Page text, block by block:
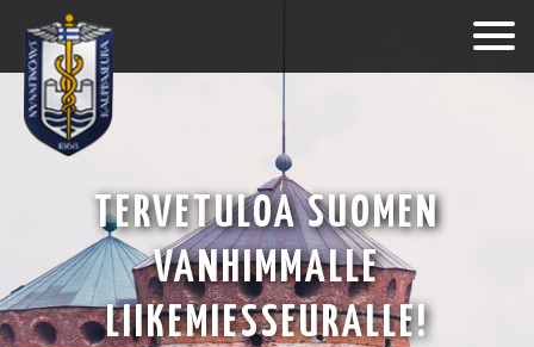
TERVETULOA SUOMEN
VANHIMMALLE
LIIKEMIESSEURALLE!